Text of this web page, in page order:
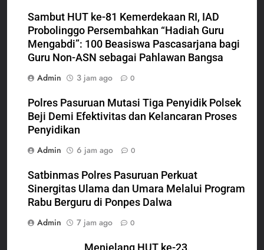
Sambut HUT ke-81 Kemerdekaan RI, IAD
Probolinggo Persembahkan “Hadiah Guru
Mengabdi”: 100 Beasiswa Pascasarjana bagi
Guru Non-ASN sebagai Pahlawan Bangsa
Admin
3 jam ago 0
Polres Pasuruan Mutasi Tiga Penyidik Polsek
Beji Demi Efektivitas dan Kelancaran Proses
Penyidikan
Admin
6 jam ago 0
Satbinmas Polres Pasuruan Perkuat
Sinergitas Ulama dan Umara Melalui Program
Rabu Berguru di Ponpes Dalwa
Admin
7 jam ago 0
Menjelang HUT ke-23,